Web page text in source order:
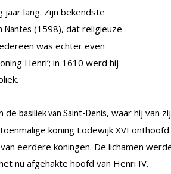
lang. Zijn bekendste
Nantes (1598), dat religieuze
was echter even
Henri’; in 1610 werd hij
de basiliek van Saint-Denis, waar hij van
koning Lodewijk XVI
eerdere koningen. De lichamen
nu afgehakte hoofd van Henri IV.